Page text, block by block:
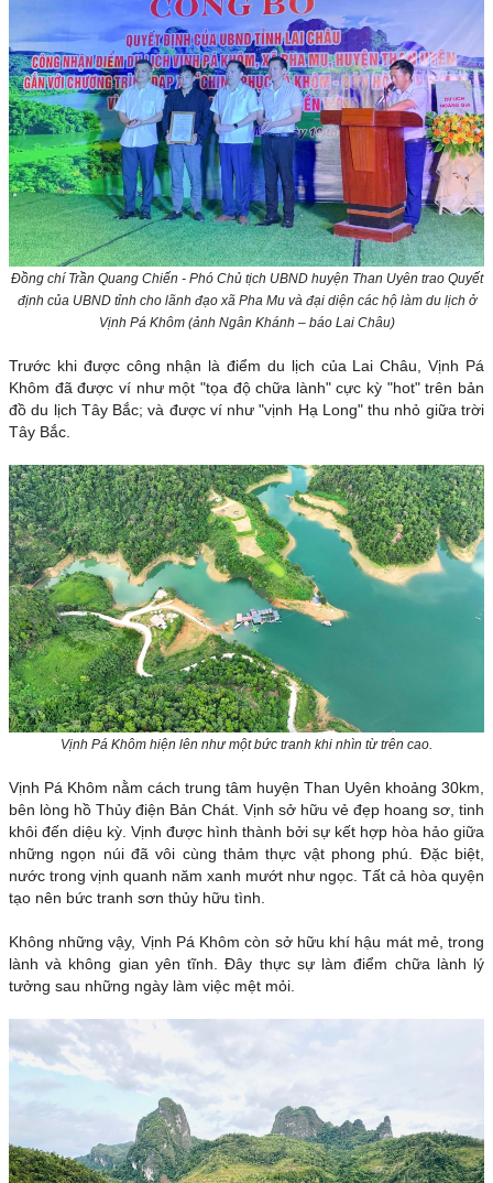
Đồng chí Trần Quang Chiến - Phó Chủ tịch UBND huyện Than Uyên trao Quyết
định của UBND tỉnh cho lãnh đạo xã Pha Mu và đại diện các hộ làm du lịch ở
Vịnh Pá Khôm (ảnh Ngân Khánh – báo Lai Châu)
Trước khi được công nhận là điểm du lịch của Lai Châu, Vịnh Pá
Khôm đã được ví như một "tọa độ chữa lành" cực kỳ "hot" trên bản
đồ du lịch Tây Bắc; và được ví như "vịnh Hạ Long" thu nhỏ giữa trời
Tây Bắc.
Vịnh Pá Khôm hiện lên như một bức tranh khi nhìn từ trên cao.
Vịnh Pá Khôm nằm cách trung tâm huyện Than Uyên khoảng 30km,
bên lòng hồ Thủy điện Bản Chát. Vịnh sở hữu vẻ đẹp hoang sơ, tinh
khôi đến diệu kỳ. Vịnh được hình thành bởi sự kết hợp hòa hảo giữa
những ngọn núi đã vôi cùng thảm thực vật phong phú. Đặc biệt,
nước trong vịnh quanh năm xanh mướt như ngọc. Tất cả hòa quyện
tạo nên bức tranh sơn thủy hữu tình.
Không những vậy, Vịnh Pá Khôm còn sở hữu khí hậu mát mẻ, trong
lành và không gian yên tĩnh. Đây thực sự làm điểm chữa lành lý
tưởng sau những ngày làm việc mệt mỏi.